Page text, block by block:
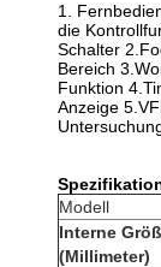
1.
die
Schalter
Bereich
Funktion
Anzeige
Modell
Interne
(Millimeter)